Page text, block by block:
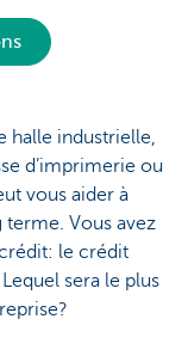
halle industrielle,
d’imprimerie ou
vous aider à
terme. Vous avez
le crédit
sera le plus